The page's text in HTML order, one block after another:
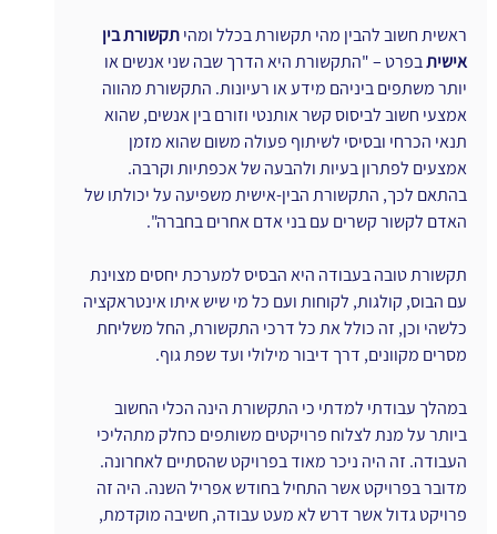
ראשית חשוב להבין מהי תקשורת בכלל ומהי תקשורת בין
אישית בפרט – "התקשורת היא הדרך שבה שני אנשים או
יותר משתפים ביניהם מידע או רעיונות. התקשורת מהווה
אמצעי חשוב לביסוס קשר אותנטי וזורם בין אנשים, שהוא
תנאי הכרחי ובסיסי לשיתוף פעולה משום שהוא מזמן
אמצעים לפתרון בעיות ולהבעה של אכפתיות וקרבה.
בהתאם לכך, התקשורת הבין-אישית משפיעה על יכולתו של
האדם לקשור קשרים עם בני אדם אחרים בחברה".
תקשורת טובה בעבודה היא הבסיס למערכת יחסים מצוינת
עם הבוס, קולגות, לקוחות ועם כל מי שיש איתו אינטראקציה
כלשהי וכן, זה כולל את כל דרכי התקשורת, החל משליחת
מסרים מקוונים, דרך דיבור מילולי ועד שפת גוף.
במהלך עבודתי למדתי כי התקשורת הינה הכלי החשוב
ביותר על מנת לצלוח פרויקטים משותפים כחלק מתהליכי
העבודה. זה היה ניכר מאוד בפרויקט שהסתיים לאחרונה.
מדובר בפרויקט אשר התחיל בחודש אפריל השנה. היה זה
פרויקט גדול אשר דרש לא מעט עבודה, חשיבה מוקדמת,